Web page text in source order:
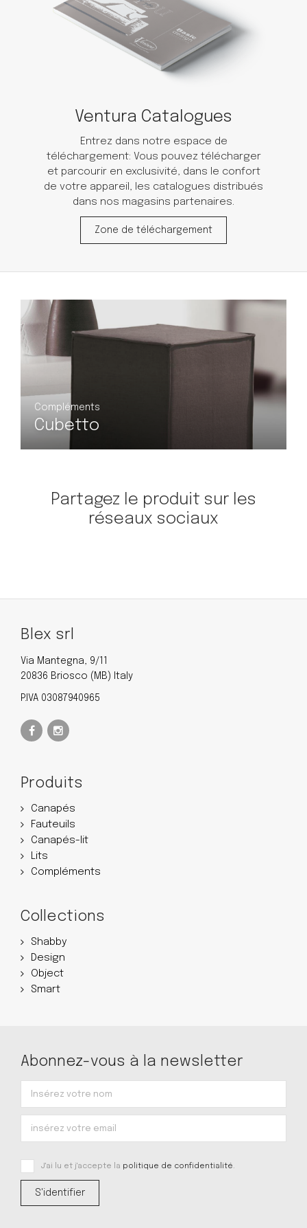
Ventura Catalogues
Entrez dans notre espace de
téléchargement: Vous pouvez télécharger
et parcourir en exclusivité, dans le confort
de votre appareil, les catalogues distribués
dans nos magasins partenaires.
Zone de téléchargement
Compléments
Lifroc
Partagez le produit sur les
réseaux sociaux
Blex srl
Via Mantegna, 9/11
20836 Briosco (MB) Italy
P.IVA 03087940965
Produits
Canapés
Fauteuils
Canapés-lit
Lits
Compléments
Collections
Shabby
Design
Object
Smart
Abonnez-vous à la newsletter
J'ai lu et j'accepte la politique de confidentialité.